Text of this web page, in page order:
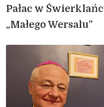
Pałac w
„Małego Wersalu”